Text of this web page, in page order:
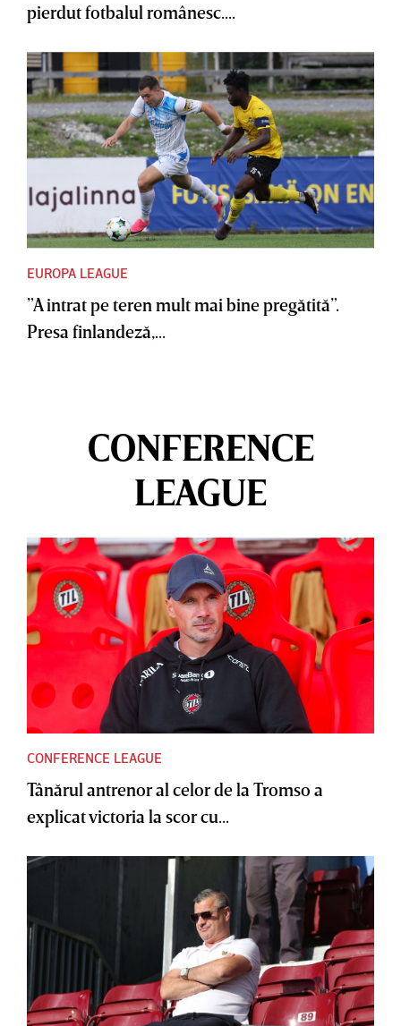
pierdut fotbalul românesc....
EUROPA LEAGUE
”A intrat pe teren mult mai bine pregătită”.
Presa finlandeză,...
CONFERENCE
LEAGUE
CONFERENCE LEAGUE
Tânărul antrenor al celor de la Tromso a
explicat victoria la scor cu...